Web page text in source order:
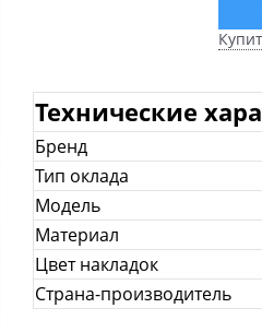
Технические
Бренд
Тип оклада
Модель
Материал
Цвет накладок
Страна-производитель